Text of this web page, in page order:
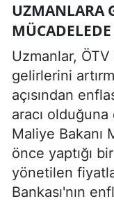
UZMANLARA
Uzmanlar, ÖTV
gelirlerini
açısından
aracı
Maliye Bakanı
önce yaptığı
yönetilen
Bankası'nın